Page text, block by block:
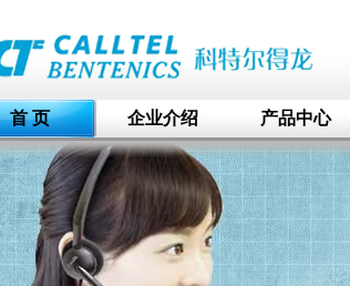
首 页 企业介绍 产品中心